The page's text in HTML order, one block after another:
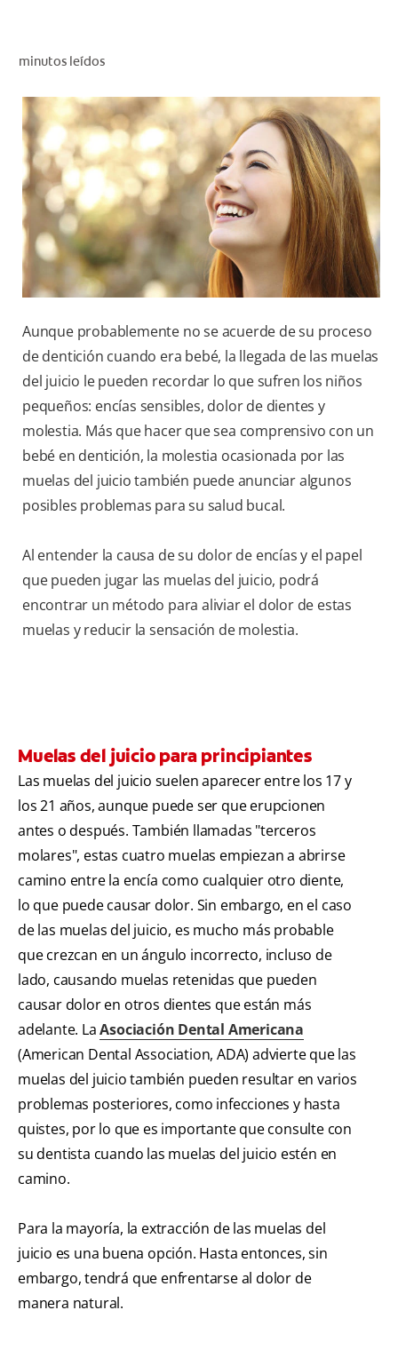
PROMOCIONES
CR (ES)
SUSCRÍBASE
minutos leídos
Aunque probablemente no se acuerde de su proceso
de dentición cuando era bebé, la llegada de las muelas
del juicio le pueden recordar lo que sufren los niños
pequeños: encías sensibles, dolor de dientes y
molestia. Más que hacer que sea comprensivo con un
bebé en dentición, la molestia ocasionada por las
muelas del juicio también puede anunciar algunos
posibles problemas para su salud bucal.
Al entender la causa de su dolor de encías y el papel
que pueden jugar las muelas del juicio, podrá
encontrar un método para aliviar el dolor de estas
muelas y reducir la sensación de molestia.
Muelas del juicio para principiantes
Las muelas del juicio suelen aparecer entre los 17 y
los 21 años, aunque puede ser que erupcionen
antes o después. También llamadas "terceros
molares", estas cuatro muelas empiezan a abrirse
camino entre la encía como cualquier otro diente,
lo que puede causar dolor. Sin embargo, en el caso
de las muelas del juicio, es mucho más probable
que crezcan en un ángulo incorrecto, incluso de
lado, causando muelas retenidas que pueden
causar dolor en otros dientes que están más
adelante. LaAsociación Dental Americana
(American Dental Association, ADA) advierte que las
muelas del juicio también pueden resultar en varios
problemas posteriores, como infecciones y hasta
quistes, por lo que es importante que consulte con
su dentista cuando las muelas del juicio estén en
camino.
Para la mayoría, la extracción de las muelas del
juicio es una buena opción. Hasta entonces, sin
embargo, tendrá que enfrentarse al dolor de
manera natural.